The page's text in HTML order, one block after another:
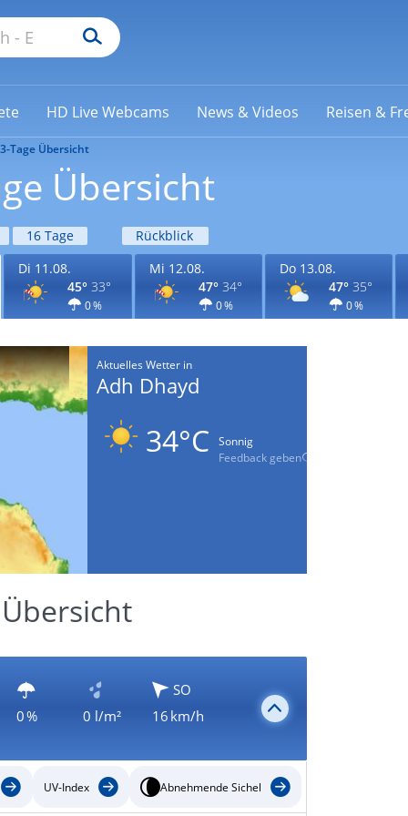
HD Live Webcams News & Videos Reisen &
3-Tage Übersicht
Übersicht
16 Tage
Rückblick
Di 11.08.
45° 33°
0 %
Mi 12.08.
47° 34°
0 %
Do 13.08.
47° 35°
0 %
Aktuelles Wetter in
Adh Dhayd
34°C
Sonnig
Feedback geben
0 % 0 l/m²
SO
16 km/h
UV-Index Abnehmende Sichel